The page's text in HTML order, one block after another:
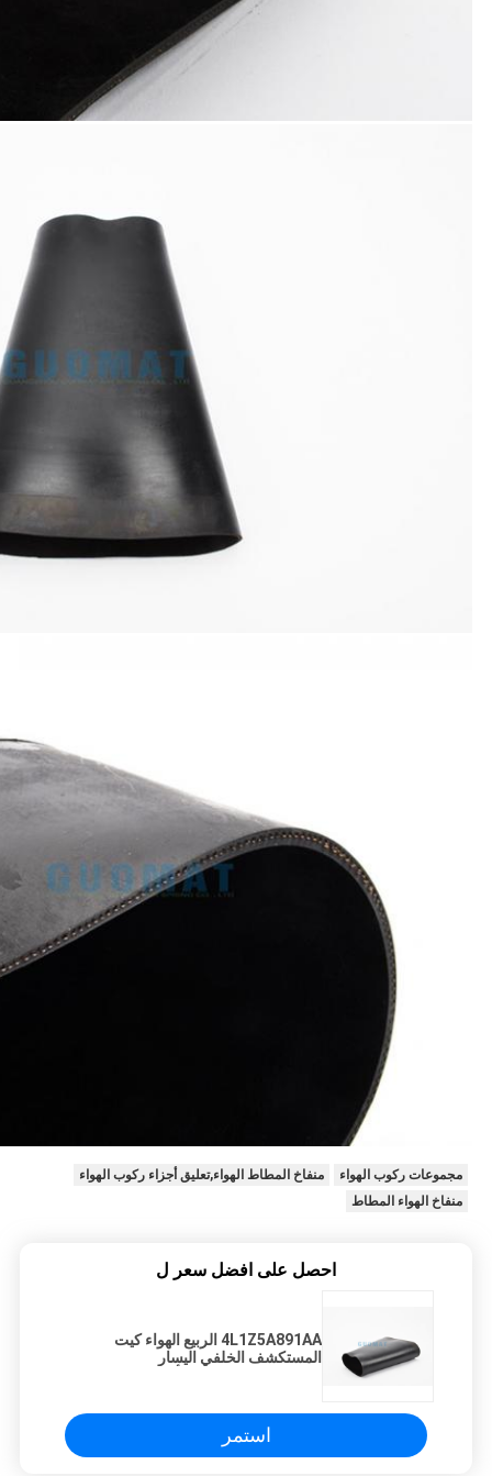
مجموعات ركوب الهواء
منفاخ المطاط الهواء,تعليق أجزاء ركوب الهواء
منفاخ الهواء المطاط
احصل على افضل سعر ل
4L1Z5A891AA الربيع الهواء كيت
المستكشف الخلفي اليسار
استمر